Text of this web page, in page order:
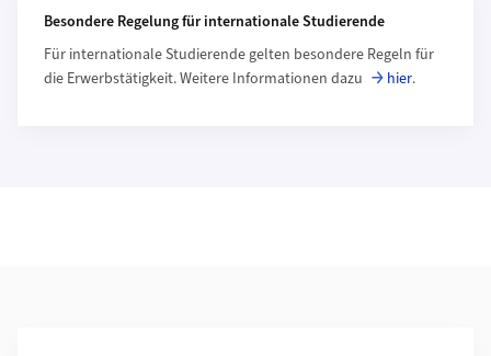
Besondere Regelung für internationale Studierende
Für internationale Studierende gelten besondere Regeln für
die Erwerbstätigkeit. Weitere Informationen dazu
hier.